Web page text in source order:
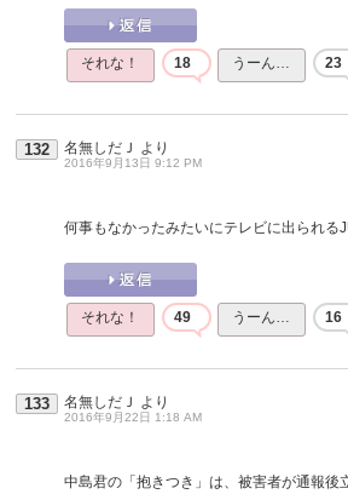
それな！ 18 うーん… 23
132 名無しだＪ より
2016年9月13日 9:12 PM
何事もなかったみたいにテレビに出られる
それな！ 49 うーん… 16
133 名無しだＪ より
2016年9月22日 1:18 AM
中島君の「抱きつき」は、被害者が通報後